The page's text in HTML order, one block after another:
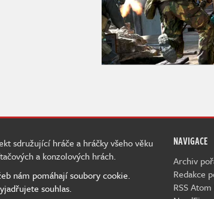
NAVIGACE
Archiv
Redakce
RSS
sdružující hráče a hráčky všeho věku
a konzolových hrách.
nám pomáhají soubory cookie.
souhlas.